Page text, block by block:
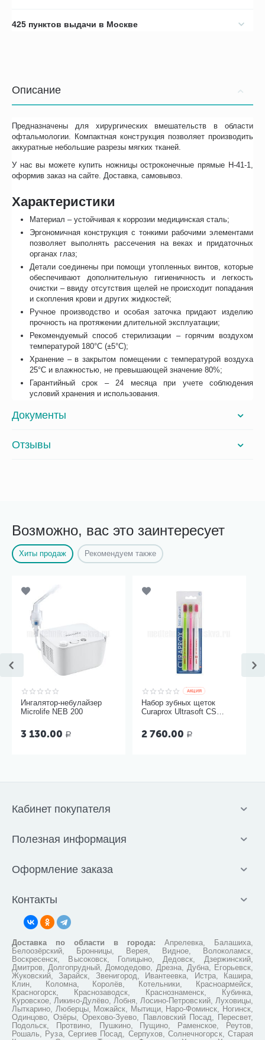
425 пунктов выдачи в Москве
Описание
Предназначены для хирургических вмешательств в области
офтальмологии. Компактная конструкция позволяет производить
аккуратные небольшие разрезы мягких тканей.
У нас вы можете купить ножницы остроконечные прямые Н-41-1,
оформив заказ на сайте. Доставка, самовывоз.
Характеристики
Материал – устойчивая к коррозии медицинская сталь;
Эргономичная конструкция с тонкими рабочими элементами
позволяет выполнять рассечения на веках и придаточных
органах глаз;
Детали соединены при помощи утопленных винтов, которые
обеспечивают дополнительную гигиеничность и легкость
очистки – ввиду отсутствия щелей не происходит попадания
и скопления крови и других жидкостей;
Ручное производство и особая заточка придают изделию
прочность на протяжении длительной эксплуатации;
Рекомендуемый способ стерилизации – горячим воздухом
температурой 180°C (±5°C);
Хранение – в закрытом помещении с температурой воздуха
25°C и влажностью, не превышающей значение 80%;
Гарантийный срок – 24 месяца при учете соблюдения
условий хранения и использования.
Документы
Отзывы
Возможно, вас это заинтересует
Хиты продаж Рекомендуем также
Ингалятор-небулайзер
Microlife NEB 200
3 130.00 Р
AКЦИЯ
Набор зубных щеток
Curaprox Ultrasoft CS
2 760.00 Р
Кабинет покупателя
Полезная информация
Оформление заказа
Контакты
Доставка по области в города: Апрелевка, Балашиха,
Белоозёрский, Бронницы, Верея, Видное, Волоколамск,
Воскресенск, Высоковск, Голицыно, Дедовск, Дзержинский,
Дмитров, Долгопрудный, Домодедово, Дрезна, Дубна, Егорьевск,
Жуковский, Зарайск, Звенигород, Ивантеевка, Истра, Кашира,
Клин, Коломна, Королёв, Котельники, Красноармейск,
Красногорск, Краснозаводск, Краснознаменск, Кубинка,
Куровское, Ликино-Дулёво, Лобня, Лосино-Петровский, Луховицы,
Лыткарино, Люберцы, Можайск, Мытищи, Наро-Фоминск, Ногинск,
Одинцово, Озёры, Орехово-Зуево, Павловский Посад, Пересвет,
Подольск, Протвино, Пушкино, Пущино, Раменское, Реутов,
Рошаль, Руза, Сергиев Посад, Серпухов, Солнечногорск, Старая